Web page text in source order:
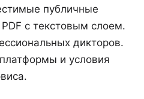
публичные
с текстовым слоем.
дикторов.
и условия